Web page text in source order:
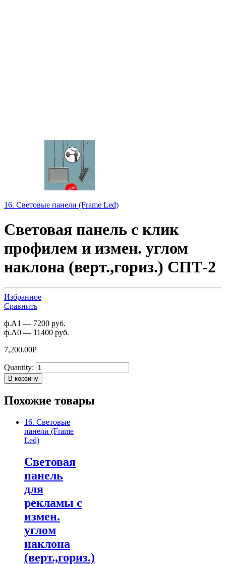
16. Световые панели (Frame Led)
Световая панель с клик
профилем и измен. углом
наклона (верт.,гориз.) СПТ-2
Избранное
Сравнить
ф.А1 — 7200 руб.
ф.А0 — 11400 руб.
7,200.00Р
Quantity:
В корзину
Похожие товары
16. Световые
панели (Frame
Led)
Световая
панель
для
рекламы с
измен.
углом
наклона
(верт.,гориз.)